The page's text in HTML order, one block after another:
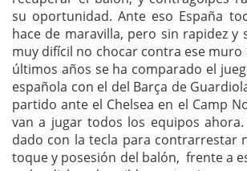
su oportunidad. Ante eso España
hace de maravilla, pero sin rapidez y
muy difícil no chocar contra ese muro
últimos años se ha comparado el
española con el del Barça de
partido ante el Chelsea en el Camp
van a jugar todos los equipos
dado con la tecla para contrarrestar
toque y posesión del balón, frente a